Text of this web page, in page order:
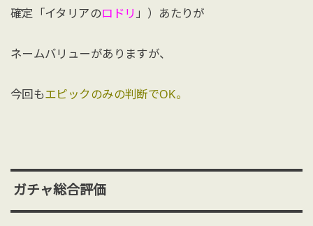
確定「イタリアのロドリ 」）あたりが
ネームバリューがありますが、
今回もエピックのみの判断でOK。
ガチャ総合評価